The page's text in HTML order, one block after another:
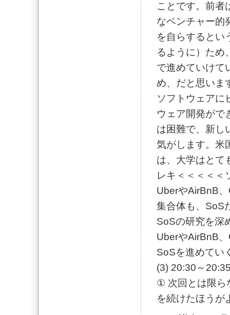
ことです。前者
なベンチャー的
を自らするとい
るように）ため
で進めていけて
め、だと思いま
ソフトウェアに
ウェア開発がで
は困難で、新し
気がします。米
は、大学はとて
レキ＜＜＜＜＜
UberやAirBnB
集合体も、SoS
SoSの研究を深
UberやAirBnB
SoSを進めてい
(3) 20:30～
① 次回とは限ら
を続けたほうが